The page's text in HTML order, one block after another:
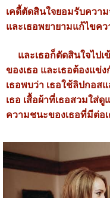
เคดี้ตัดสินใจยอมรับความ
และเธอพยายามแก้ไขค
และเธอก็ตัดสินใจไปเ
ของเธอ และเธอต้องแ
เธอพบว่า เธอใช้ลิปกอส
เธอ เสื้อผ้าที่เธอสวมใส่
ความชนะของเธอที่มีต่อ